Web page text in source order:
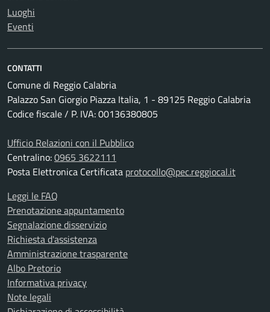
Luoghi
Eventi
CONTATTI
Comune di Reggio Calabria
Palazzo San Giorgio Piazza Italia, 1 - 89125 Reggio Calabria
Codice fiscale / P. IVA: 00136380805
Ufficio Relazioni con il Pubblico
Centralino:0965 3622111
Posta Elettronica Certificata protocollo@pec.reggiocal.it
Leggi le FAQ
Prenotazione appuntamento
Segnalazione disservizio
Richiesta d'assistenza
Amministrazione trasparente
Albo Pretorio
Informativa privacy
Note legali